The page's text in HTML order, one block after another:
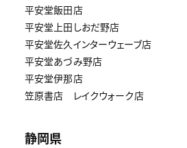
平安堂飯田店
平安堂上田しおだ野店
平安堂佐久インターウェーブ店
平安堂あづみ野店
平安堂伊那店
笠原書店 レイクウォーク店
静岡県